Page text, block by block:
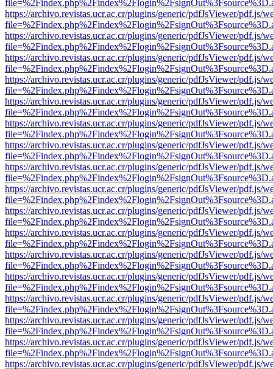
https://archivo.revistas.ucr.ac.cr/plugins/generic/pdfJsViewer/pdf.js/
https://archivo.revistas.ucr.ac.cr/plugins/generic/pdfJsViewer/pdf.js/
https://archivo.revistas.ucr.ac.cr/plugins/generic/pdfJsViewer/pdf.js/
https://archivo.revistas.ucr.ac.cr/plugins/generic/pdfJsViewer/pdf.js/
https://archivo.revistas.ucr.ac.cr/plugins/generic/pdfJsViewer/pdf.js/
https://archivo.revistas.ucr.ac.cr/plugins/generic/pdfJsViewer/pdf.js/
https://archivo.revistas.ucr.ac.cr/plugins/generic/pdfJsViewer/pdf.js/
https://archivo.revistas.ucr.ac.cr/plugins/generic/pdfJsViewer/pdf.js/
https://archivo.revistas.ucr.ac.cr/plugins/generic/pdfJsViewer/pdf.js/
https://archivo.revistas.ucr.ac.cr/plugins/generic/pdfJsViewer/pdf.js/
https://archivo.revistas.ucr.ac.cr/plugins/generic/pdfJsViewer/pdf.js/
https://archivo.revistas.ucr.ac.cr/plugins/generic/pdfJsViewer/pdf.js/
https://archivo.revistas.ucr.ac.cr/plugins/generic/pdfJsViewer/pdf.js/
https://archivo.revistas.ucr.ac.cr/plugins/generic/pdfJsViewer/pdf.js/
https://archivo.revistas.ucr.ac.cr/plugins/generic/pdfJsViewer/pdf.js/
https://archivo.revistas.ucr.ac.cr/plugins/generic/pdfJsViewer/pdf.js/
https://archivo.revistas.ucr.ac.cr/plugins/generic/pdfJsViewer/pdf.js/